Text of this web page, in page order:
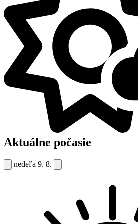
Aktuálne počasie
nedeľa 9. 8.